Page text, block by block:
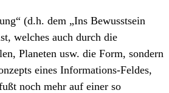
(d.h. dem „Ins Bewusstsein
welches auch durch die
Planeten usw. die Form, sondern
eines Informations-Feldes,
noch mehr auf einer so